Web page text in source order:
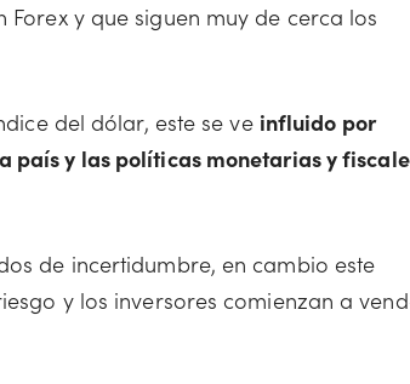
y que siguen muy de cerca los
del dólar, este se ve influido por
país y las políticas monetarias y
de incertidumbre, en cambio este
y los inversores comienzan a